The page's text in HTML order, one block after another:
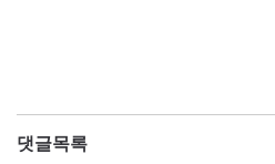
댓글목록